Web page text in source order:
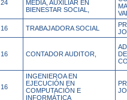
24
MEDIA, AUXILIAR EN
BIENESTAR SOCIAL,
16 TRABAJADORA SOCIAL
16 CONTADOR AUDITOR,
16
INGENIEROA EN
EJECUCIÓN EN
COMPUTACIÓN E
INFORMÁTICA